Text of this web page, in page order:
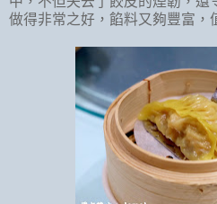
做得非常之好，餡料又夠豐富，